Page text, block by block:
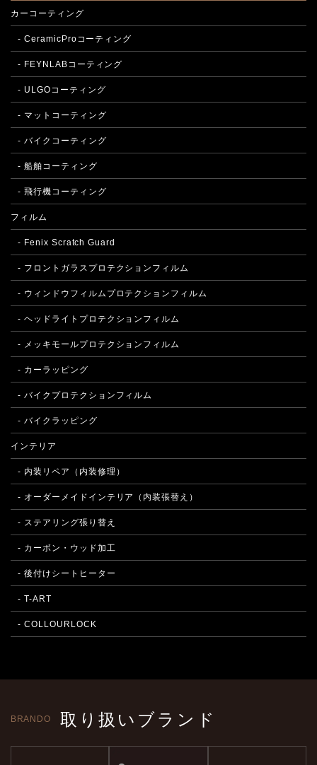
カーコーティング
- CeramicProコーティング
- FEYNLABコーティング
- ULGOコーティング
- マットコーティング
- バイクコーティング
- 船舶コーティング
- 飛行機コーティング
フィルム
- Fenix Scratch Guard
- フロントガラスプロテクションフィルム
- ウィンドウフィルムプロテクションフィルム
- ヘッドライトプロテクションフィルム
- メッキモールプロテクションフィルム
- カーラッピング
- バイクプロテクションフィルム
- バイクラッピング
インテリア
- 内装リペア（内装修理）
- オーダーメイドインテリア（内装張替え）
- ステアリング張り替え
- カーボン・ウッド加工
- 後付けシートヒーター
- T-ART
- COLLOURLOCK
BRANDO 取り扱いブランド